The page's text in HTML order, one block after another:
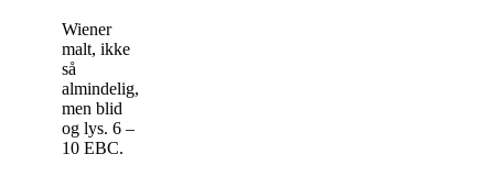
Wiener
malt, ikke
så
almindelig,
men blid
og lys. 6 –
10 EBC.